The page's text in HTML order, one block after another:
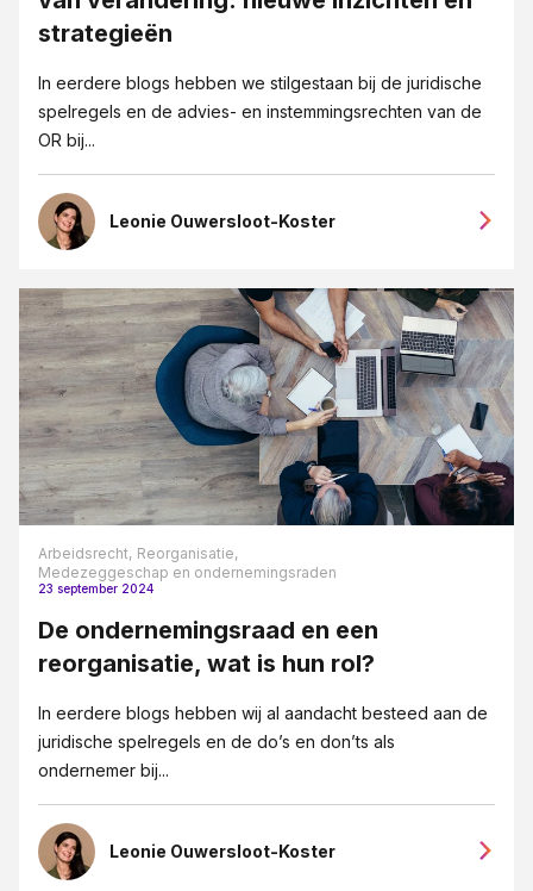
Eigendoms- en merkenrecht
Fusies en overnames
Goede overeenkomsten blogreeks
Grensoverschrijdendgedrag
Groeipijn blogreeks
ICT-recht
Insolventie
Intellectueel Eigendom, ICT en Privacy
Internationaal recht
Jubileum 125 jaar JPR advocaten
Medezeggeschap en ondernemingsraden
Mediation
MKB-bedrijven
Ondernemingsrecht
Ontslag
Opzegging
Overgang van onderneming
strategieën
In eerdere blogs hebben we stilgestaan bij de juridische
spelregels en de advies- en instemmingsrechten van de
OR bij...
Leonie Ouwersloot-Koster
Arbeidsrecht, Reorganisatie,
Medezeggeschap en ondernemingsraden
23 september 2024
De ondernemingsraad en een
reorganisatie, wat is hun rol?
In eerdere blogs hebben wij al aandacht besteed aan de
juridische spelregels en de do’s en don’ts als
ondernemer bij...
Leonie Ouwersloot-Koster